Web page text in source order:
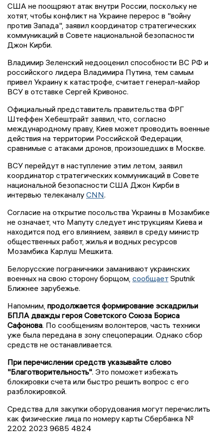
США не поощряют атак внутри России, поскольку не
хотят, чтобы конфликт на Украине перерос в "войну
против Запада", заявил координатор стратегических
коммуникаций в Совете национальной безопасности
Джон Кирби.
Владимир Зеленский недооценил способности ВС РФ и
российского лидера Владимира Путина, тем самым
привел Украину к катастрофе, считает генерал-майор
ВСУ в отставке Сергей Кривонос.
Официальный представитель правительства ФРГ
Штеффен Хебештрайт заявил, что, согласно
международному праву, Киев может проводить военные
действия на территории Российской Федерации,
сравнимые с атаками дронов, произошедших в Москве.
ВСУ перейдут в наступление этим летом, заявил
координатор стратегических коммуникаций в Совете
национальной безопасности США Джон Кирби в
интервью телеканалу CNN.
Согласие на открытие посольства Украины в Мозамбике
не означает, что Мапуту следует инструкциям Киева и
находится под его влиянием, заявил в среду министр
общественных работ, жилья и водных ресурсов
Мозамбика Карлуш Мешкита.
Белорусские пограничники заманивают украинских
военных на свою сторону борщом, сообщает Sputnik
Ближнее зарубежье.
Напомним, продолжается формирование эскадрильи
БПЛА дважды героя Советского Союза Бориса
Сафонова. По сообщениям волонтеров, часть техники
уже была передана в зону спецоперации. Однако сбор
средств не останавливается.
При перечислении средств указывайте слово
"Благотворительность". Это поможет избежать
блокировки счета или быстро решить вопрос с его
разблокировкой.
Средства для закупки оборудования могут перечислить
как физические лица по номеру карты Сбербанка №
2202 2023 9685 4824